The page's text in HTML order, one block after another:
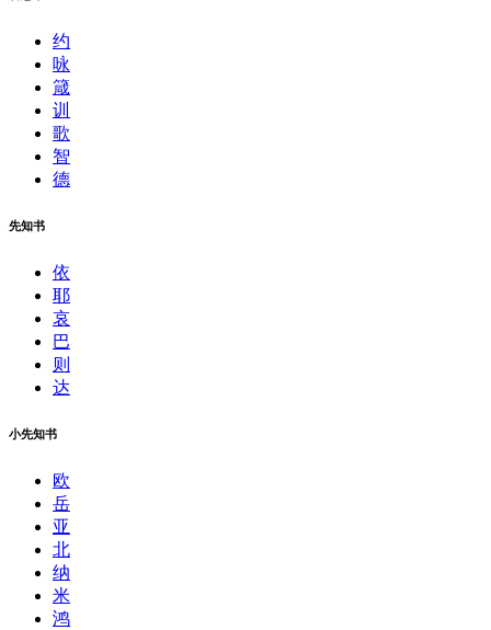
约
咏
箴
训
歌
智
德
先知书
依
耶
哀
巴
则
达
小先知书
欧
岳
亚
北
纳
米
鸿